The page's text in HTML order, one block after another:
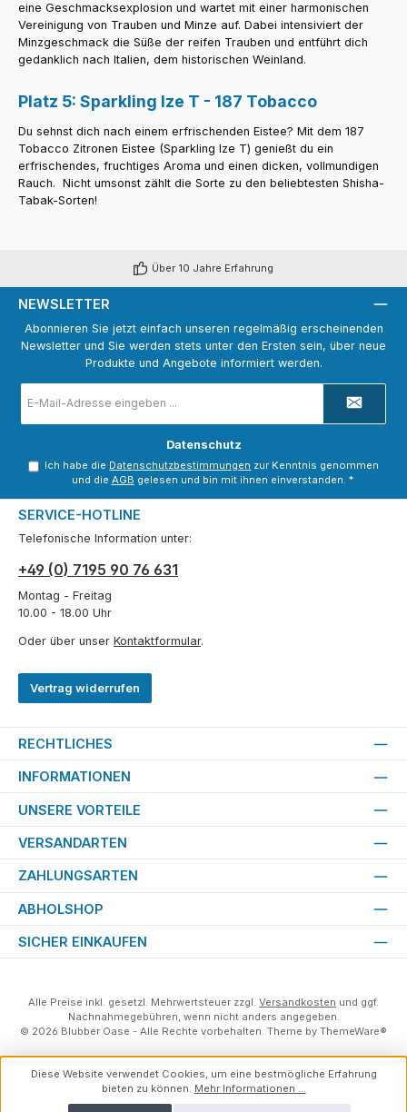
eine Geschmacksexplosion und wartet mit einer harmonischen
Vereinigung von Trauben und Minze auf. Dabei intensiviert der
Minzgeschmack die Süße der reifen Trauben und entführt dich
gedanklich nach Italien, dem historischen Weinland.
Platz 5: Sparkling Ize T - 187 Tobacco
Du sehnst dich nach einem erfrischenden Eistee? Mit dem 187
Tobacco Zitronen Eistee (Sparkling Ize T) genießt du ein
erfrischendes, fruchtiges Aroma und einen dicken, vollmundigen
Rauch. Nicht umsonst zählt die Sorte zu den beliebtesten Shisha-
Tabak-Sorten!
Über 10 Jahre Erfahrung
NEWSLETTER
Abonnieren Sie jetzt einfach unseren regelmäßig erscheinenden
Newsletter und Sie werden stets unter den Ersten sein, über neue
Produkte und Angebote informiert werden.
Mail-
Datenschutz
Ich habe die Datenschutzbestimmungen zur Kenntnis genommen
und die AGB gelesen und bin mit ihnen einverstanden. *
SERVICE-HOTLINE
Telefonische Information unter:
+49 (0) 7195 90 76 631
Montag - Freitag
10.00 - 18.00 Uhr
Oder über unser Kontaktformular.
Vertrag widerrufen
RECHTLICHES
INFORMATIONEN
UNSERE VORTEILE
VERSANDARTEN
ZAHLUNGSARTEN
ABHOLSHOP
SICHER EINKAUFEN
Alle Preise inkl. gesetzl. Mehrwertsteuer zzgl. Versandkosten und ggf.
Nachnahmegebühren, wenn nicht anders angegeben.
© 2026 Blubber Oase - Alle Rechte vorbehalten. Theme by ThemeWare®
Diese Website verwendet Cookies, um eine bestmögliche Erfahrung
bieten zu können. Mehr Informationen ...